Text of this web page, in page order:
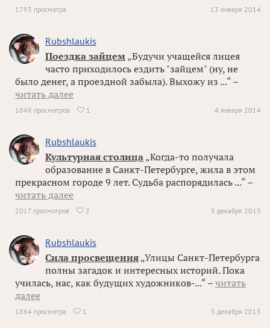
13 января 2014
1793 просмотра
Rubshlaukis
Поездка зайцем „Будучи учащейся лицея
часто приходилось ездить "зайцем" (ну, не
было денег, а проездной забыла). Выхожу из ...“ –
читать далее
4 января 2014
1848 просмотров  1
Rubshlaukis
Культурная столица „Когда-то получала
образование в Санкт-Петербурге, жила в этом
прекрасном городе 9 лет. Судьба распорядилась ...“ –
читать далее
5 декабря 2013
2017 просмотров  2
Rubshlaukis
Сила просвещения „Улицы Санкт-Петербурга
полны загадок и интересных историй. Пока
училась, нас, как будущих художников-...“ – читать
далее
3 декабря 2013
1864 просмотра  1